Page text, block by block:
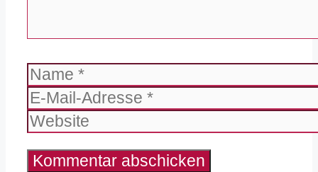
Name
E-
Mail-
Adresse
Website